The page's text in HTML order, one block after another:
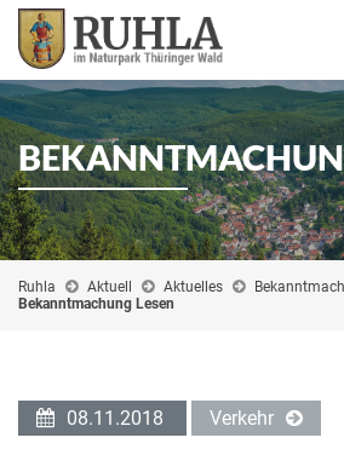
Ruhla Aktuell Aktuelles
Bekanntmachung Lesen
08.11.2018 Verkehr